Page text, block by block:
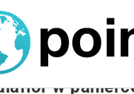
w